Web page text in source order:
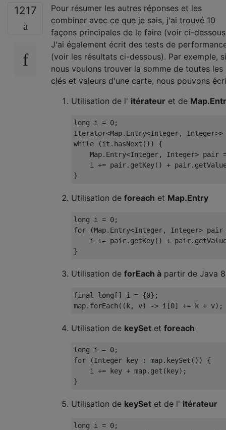
1217
Pour résumer les autres réponses et les
combiner avec ce que je sais, j'ai trouvé 10
façons principales de le faire (voir ci-
J'ai également écrit des tests de
(voir les résultats ci-dessous). Par exemple, si
nous voulons trouver la somme de toutes les
clés et valeurs d'une carte, nous pouvons
Utilisation de l' itérateur et de
long i = 0;
Iterator<Map. Entry<Integer, Integer>>
while
(it . hasNext ())
{
Map. Entry<Integer, Integer> pair
    i
+= pair. getKey() + pair.
}
Utilisation de foreach et Map.Entry
long i = 0;
for
(Map. Entry<Integer, Integer>
    i
+= pair. getKey() + pair.
}
Utilisation de forEach à partir de Java 8
final long [] i = {0};
map. forEach (( k, v) -> i [0] += k + v);
Utilisation de keySet et foreach
long i = 0;
for
(Integer key : map. keySet ())
{
    i
+= key + map. get ( key);
}
Utilisation de keySet et de l' itérateur
long i = 0;